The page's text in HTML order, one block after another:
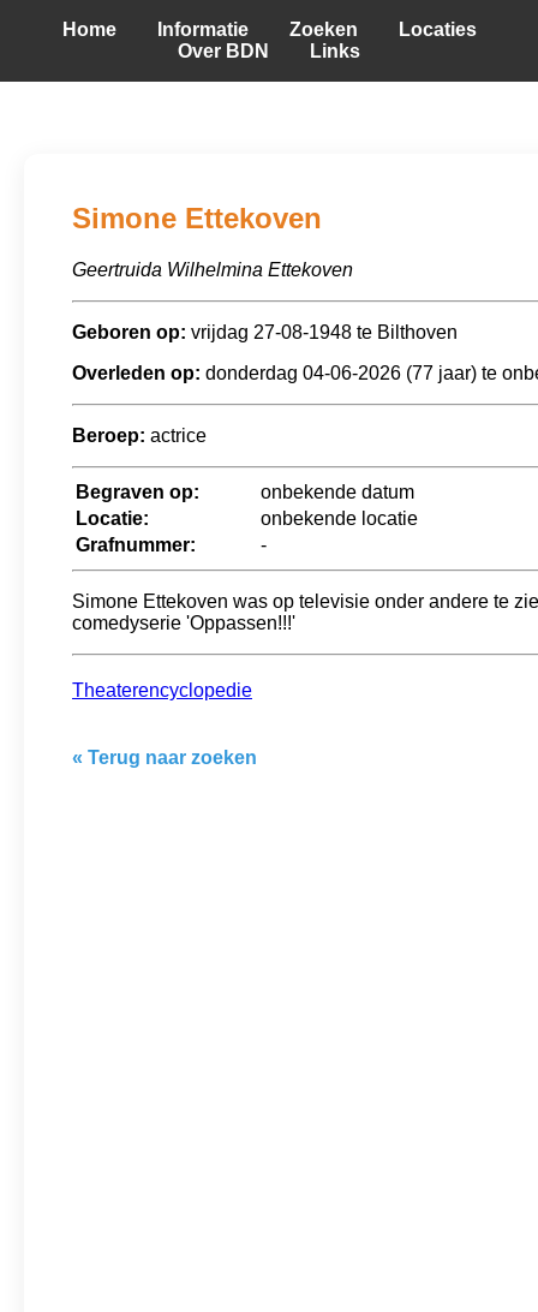
Home Informatie Zoeken
Locaties
Over BDN
Links
Simone Ettekoven
Geertruida Wilhelmina Ettekoven
Geboren op: vrijdag 27-08-1948 te Bilthoven
Overleden op: donderdag 04-06-2026 (77 jaar) te
Beroep: actrice
Begraven op:
onbekende datum
Locatie:
onbekende locatie
Grafnummer:
-
Simone Ettekoven was op televisie onder andere te
comedyserie 'Oppassen!!!'
Theaterencyclopedie
« Terug naar zoeken